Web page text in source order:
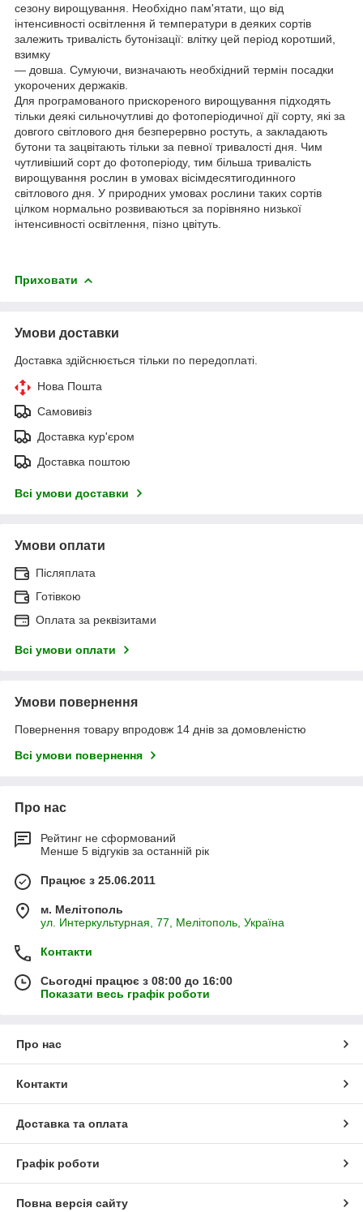
сезону вирощування. Необхідно пам'ятати, що від
інтенсивності освітлення й температури в деяких сортів
залежить тривалість бутонізації: влітку цей період коротший,
взимку
— довша. Сумуючи, визначають необхідний термін посадки
укорочених держаків.
Для програмованого прискореного вирощування підходять
тільки деякі сильночутливі до фотоперіодичної дії сорту, які за
довгого світлового дня безперервно ростуть, а закладають
бутони та зацвітають тільки за певної тривалості дня. Чим
чутливіший сорт до фотоперіоду, тим більша тривалість
вирощування рослин в умовах вісімдесятигодинного
світлового дня. У природних умовах рослини таких сортів
цілком нормально розвиваються за порівняно низької
інтенсивності освітлення, пізно цвітуть.
Приховати
Умови доставки
Доставка здійснюється тільки по передоплаті.
Нова Пошта
Самовивіз
Доставка кур'єром
Доставка поштою
Всі умови доставки
Умови оплати
Післяплата
Готівкою
Оплата за реквізитами
Всі умови оплати
Умови повернення
Повернення товару впродовж 14 днів за домовленістю
Всі умови повернення
Про нас
Рейтинг не сформований
Менше 5 відгуків за останній рік
Працює з 25.06.2011
м. Мелітополь
ул. Интеркультурная, 77, Мелітополь, Україна
Контакти
Сьогодні працює з 08:00 до 16:00
Показати весь графік роботи
Про нас
Контакти
Доставка та оплата
Графік роботи
Повна версія сайту